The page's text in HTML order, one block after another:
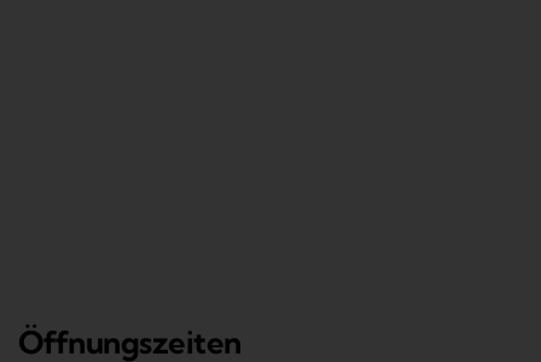
Öffnungszeiten